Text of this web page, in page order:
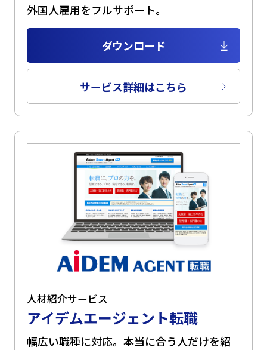
外国人雇用をフルサポート。
ダウンロード
サービス詳細はこちら
人材紹介サービス
アイデムエージェント転職
幅広い職種に対応。本当に合う人だけを紹